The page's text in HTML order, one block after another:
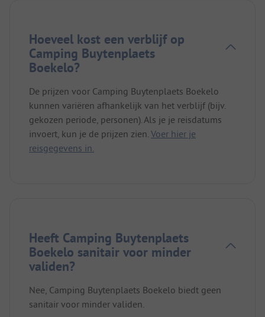
Hoeveel kost een verblijf op
Camping Buytenplaets
Boekelo?
De prijzen voor Camping Buytenplaets Boekelo
kunnen variëren afhankelijk van het verblijf (bijv.
gekozen periode, personen). Als je je reisdatums
invoert, kun je de prijzen zien. Voer hier je
reisgegevens in.
Heeft Camping Buytenplaets
Boekelo sanitair voor minder
validen?
Nee, Camping Buytenplaets Boekelo biedt geen
sanitair voor minder validen.